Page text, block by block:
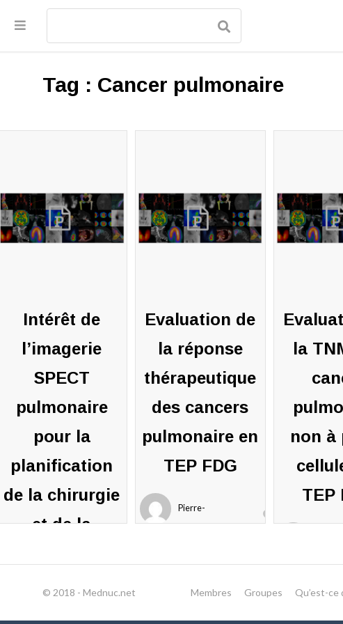
Tag : Cancer pulmonaire
Intérêt de
l’imagerie
SPECT
pulmonaire
pour la
planification
de la chirurgie
et de la
Pierre-
Benoit
Evaluation de
la réponse
thérapeutique
des cancers
pulmonaire en
TEP FDG
Pierre-
commentaires
la
non à
TEP
Benoit
8 mars
© 2018 - Mednuc.net Membres Groupes Qu’est-ce